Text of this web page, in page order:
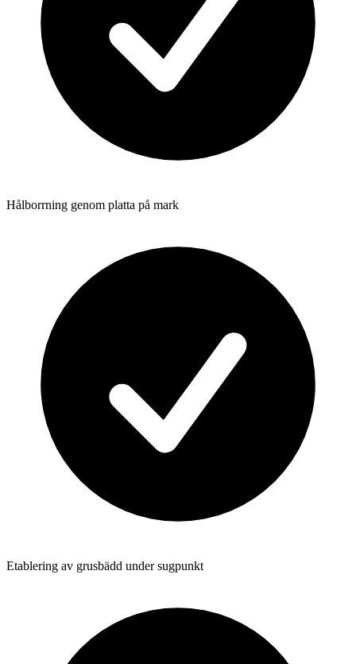
Hålborrning genom platta på mark
Etablering av grusbädd under sugpunkt